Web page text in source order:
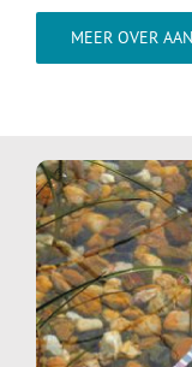
MEER OVER